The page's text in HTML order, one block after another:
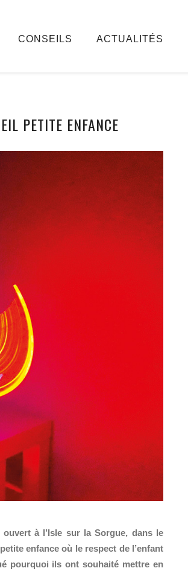
CONSEILS ACTUALITÉS
PETITE ENFANCE
à l’Isle sur la Sorgue, dans le
enfance où le respect de l’enfant
pourquoi ils ont souhaité mettre en